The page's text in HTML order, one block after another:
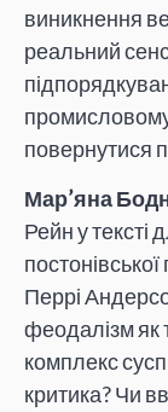
виникнення
реальний
повернутися
Мар’яна
Рейн у тексті
Перрі
феодалізм як
комплекс
критика? Чи